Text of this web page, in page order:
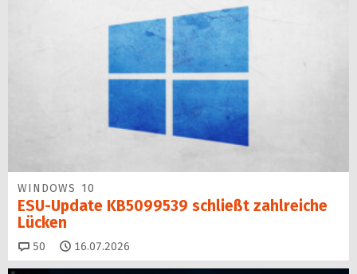
WINDOWS 10
ESU-Update KB5099539 schließt zahlreiche
Lücken
50 Kommentare
16.07.2026